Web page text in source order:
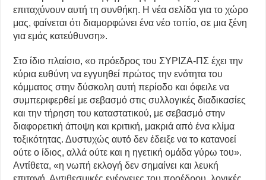
επιταχύνουν αυτή τη συνθήκη. Η νέα σελίδα για το χώρο
μας, φαίνεται ότι διαμορφώνει ένα νέο τοπίο, σε μια ξένη
για εμάς κατεύθυνση».
Στο ίδιο πλαίσιο, «ο πρόεδρος του ΣΥΡΙΖΑ-ΠΣ έχει την
κύρια ευθύνη να εγγυηθεί πρώτος την ενότητα του
κόμματος στην δύσκολη αυτή περίοδο και όφειλε να
συμπεριφερθεί με σεβασμό στις συλλογικές διαδικασίες
και την τήρηση του καταστατικού, με σεβασμό στην
διαφορετική άποψη και κριτική, μακριά από ένα κλίμα
τοξικότητας. Δυστυχώς αυτό δεν έδειξε να το κατανοεί
ούτε ο ίδιος, αλλά ούτε και η ηγετική ομάδα γύρω του».
Αντίθετα, «η νωπή εκλογή δεν σημαίνει και λευκή